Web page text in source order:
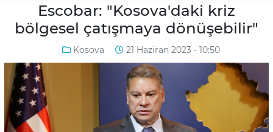
Escobar: "Kosova'daki kriz
bölgesel çatışmaya dönüşebilir"
Kosova 21 Haziran 2023 - 10:50